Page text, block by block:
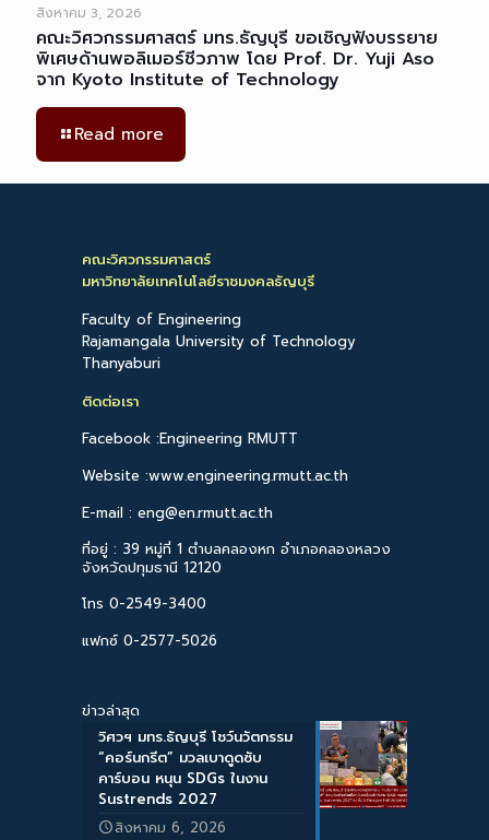
สิงหาคม 3, 2026
คณะวิศวกรรมศาสตร์ มทร.ธัญบุรี ขอเชิญฟังบรรยาย
พิเศษด้านพอลิเมอร์ชีวภาพ โดย Prof. Dr. Yuji Aso
จาก Kyoto Institute of Technology
Read more
คณะวิศวกรรมศาสตร์
มหาวิทยาลัยเทคโนโลยีราชมงคลธัญบุรี
Faculty of Engineering
Rajamangala University of Technology
Thanyaburi
ติดต่อเรา
Facebook :Engineering RMUTT
Website :www.engineering.rmutt.ac.th
E-mail : eng@en.rmutt.ac.th
ที่อยู่ : 39 หมู่ที่ 1 ตำบลคลองหก อำเภอคลองหลวง
จังหวัดปทุมธานี 12120
โทร 0-2549-3400
แฟกซ์ 0-2577-5026
ข่าวล่าสุด
วิศวฯ มทร.ธัญบุรี โชว์นวัตกรรม
“คอร์นกรีต” มวลเบาดูดซับ
คาร์บอน หนุน SDGs ในงาน
Sustrends 2027
สิงหาคม 6, 2026